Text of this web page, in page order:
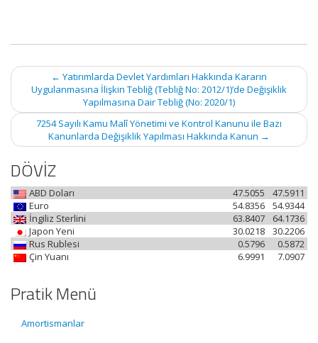
Post
navigation
← Yatırımlarda Devlet Yardımları Hakkında Kararın
Uygulanmasına İlişkin Tebliğ (Tebliğ No: 2012/1)’de Değişiklik
Yapılmasına Dair Tebliğ (No: 2020/1)
7254 Sayılı Kamu Malî Yönetimi ve Kontrol Kanunu ile Bazı
Kanunlarda Değişiklik Yapılması Hakkında Kanun →
DÖVİZ
ABD Doları 47.5911
47.5055
Euro
54.9344
54.8356
İngiliz Sterlini
64.1736
63.8407
Japon Yeni
30.2206
30.0218
Rus Rublesi
0.5872
0.5796
Çin Yuanı
7.0907
6.9991
Pratik Menü
Amortismanlar